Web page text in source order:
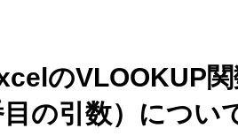
のVLOOKUP
の引数）につい